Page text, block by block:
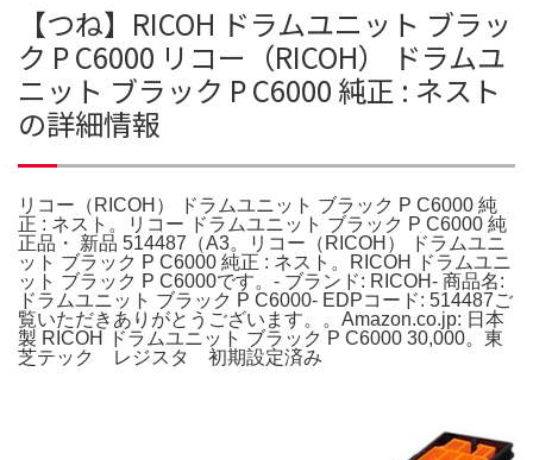
【つね】RICOH ドラムユニット ブラッ
ク P C6000 リコー（RICOH） ドラムユ
ニット ブラック P C6000 純正 : ネスト
の詳細情報
リコー（RICOH） ドラムユニット ブラック P C6000 純
正 : ネスト。リコー ドラムユニット ブラック P C6000 純
正品・ 新品 514487（A3。リコー（RICOH） ドラムユニ
ット ブラック P C6000 純正 : ネスト。RICOH ドラムユニ
ット ブラック P C6000です。- ブランド: RICOH- 商品名:
ドラムユニット ブラック P C6000- EDPコード: 514487ご
覧いただきありがとうございます。。Amazon.co.jp: 日本
製 RICOH ドラムユニット ブラック P C6000 30,000。東
芝テック レジスタ 初期設定済み